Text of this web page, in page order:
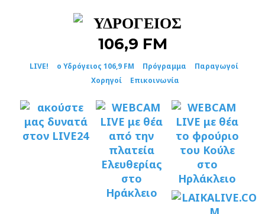
LIVE! ο Υδρόγειος 106,9 FM Πρόγραμμα
Παραγωγοί
Χορηγοί
Επικοινωνία